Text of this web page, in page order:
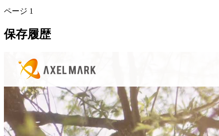
ページ 1
保存履歴